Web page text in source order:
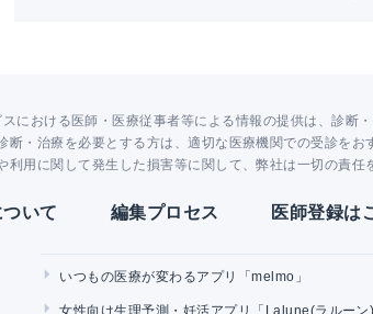
における医師・医療従事者等による情報の提供は、診断
断・治療を必要とする方は、適切な医療機関での受診をお
利用に関して発生した損害等に関して、弊社は一切の責任
いて 編集プロセス 医師登録は
いつもの医療が変わるアプリ「melmo」
女性向け生理予測・妊活アプリ「Lalune(ラルーン)